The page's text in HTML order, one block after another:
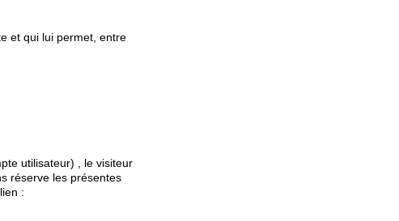
et qui lui permet, entre
utilisateur) , le visiteur
réserve les présentes
: